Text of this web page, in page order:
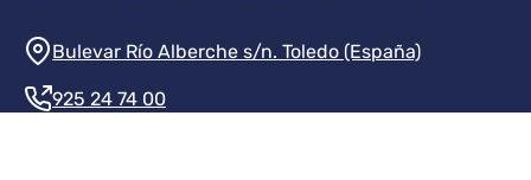
Información de la institución
Bulevar Río Alberche s/n. Toledo (España)
925 24 74 00